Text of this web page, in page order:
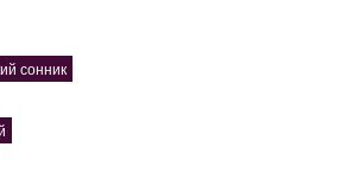
сонник